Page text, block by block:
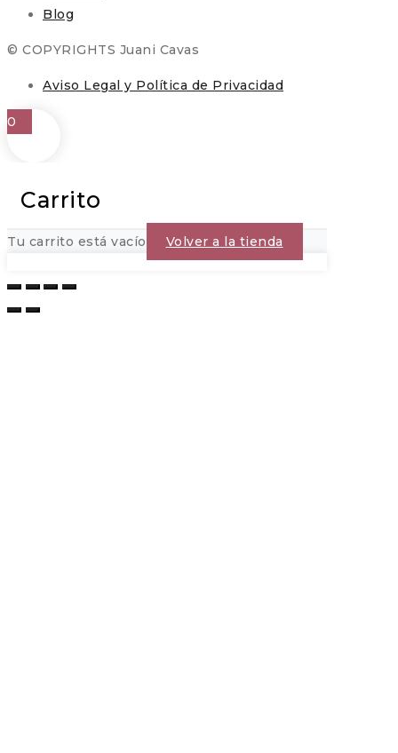
Blog
© COPYRIGHTS Juani Cavas
Aviso Legal y Política de Privacidad
0
Carrito
Tu carrito está vacío Volver a la tienda